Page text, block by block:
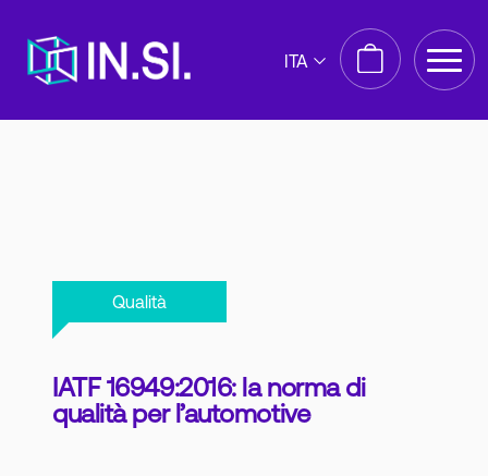
Qualità
IATF 16949:2016: la norma di
qualità per l’automotive
ITA